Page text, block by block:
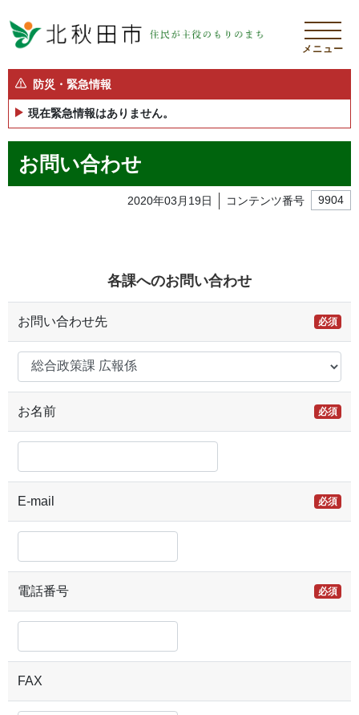
メニュー
防災・緊急情報
現在緊急情報はありません。
お問い合わせ
2020年03月19日 コンテンツ番号 9904
各課へのお問い合わせ
お問い合わせ先 必須
お名前 必須
E-mail 必須
電話番号 必須
FAX